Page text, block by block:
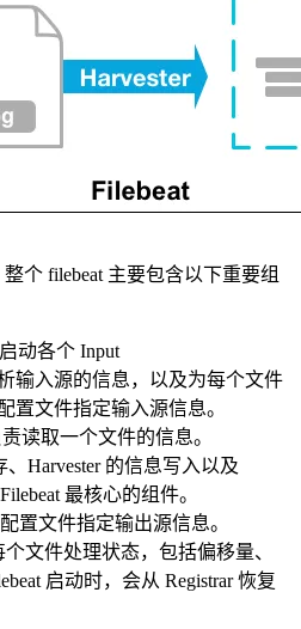
个 filebeat 主要包含以下重要组
动各个 Input
输入源的信息，以及为每个文件
置文件指定输入源信息。
责读取一个文件的信息。
、Harvester 的信息写入以及
最核心的组件。
置文件指定输出源信息。
文件处理状态，包括偏移量、
启动时，会从 Registrar 恢复